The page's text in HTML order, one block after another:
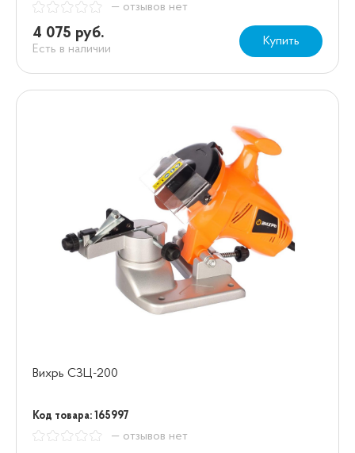
— отзывов нет
4 075 руб.
Есть в наличии
Купить
Вихрь СЗЦ-200
Код товара: 165997
— отзывов нет